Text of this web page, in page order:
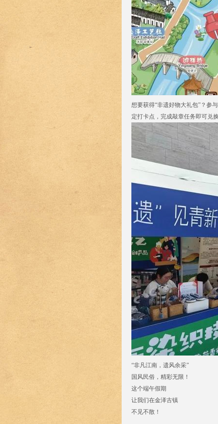
想要获得“非遗好物大礼包”？参
定打卡点，完成敲章任务即可兑
“非凡江南，遗风余采”
国风民俗，精彩无限！
这个端午假期
让我们在金泽古镇
不见不散！